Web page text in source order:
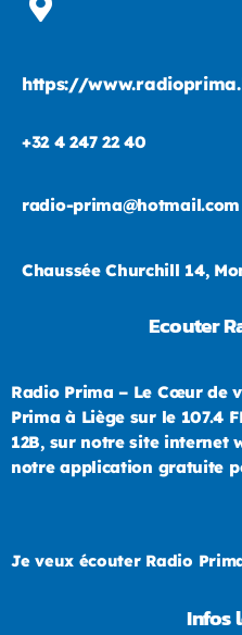
https://
+32 4 247 22 40
radio-prima@hotmail.com
Chaussée Churchill 14,
Ecouter
Radio Prima – Le Cœur de
Prima à Liège sur le 107.4
12B, sur notre site internet
notre application gratuite
Je veux écouter Radio
Infos